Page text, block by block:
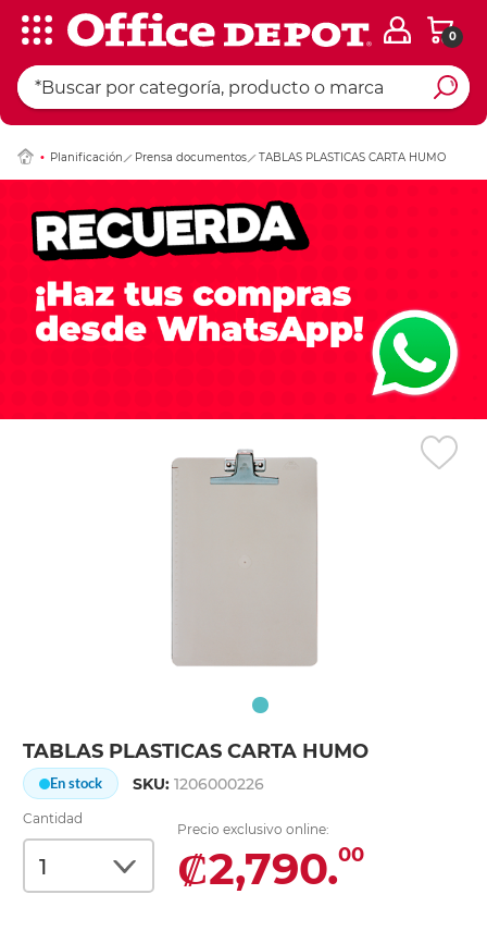
0
Planificación Prensa documentos TABLAS PLASTICAS CARTA HUMO
TABLAS PLASTICAS CARTA HUMO
En stock SKU:1206000226
Cantidad
Precio exclusivo online:
₡2,790.00
Ingresar Codigo